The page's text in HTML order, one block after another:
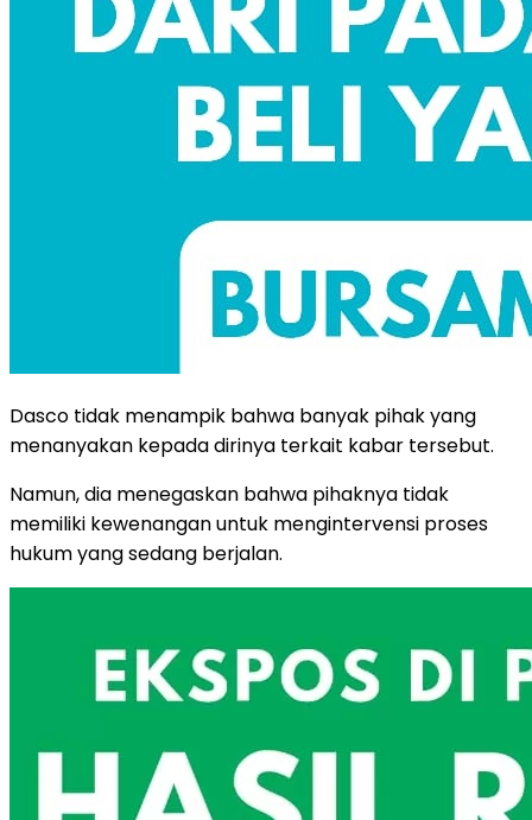
Dasco tidak menampik bahwa banyak pihak yang
menanyakan kepada dirinya terkait kabar tersebut.
Namun, dia menegaskan bahwa pihaknya tidak
memiliki kewenangan untuk mengintervensi proses
hukum yang sedang berjalan.